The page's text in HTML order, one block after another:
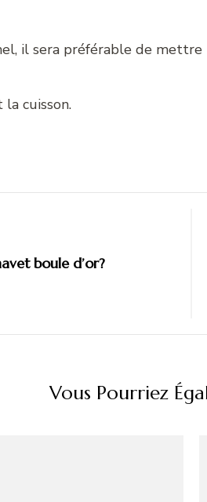
il sera préférable de
cuisson.
boule d’or?
Vous Pourriez